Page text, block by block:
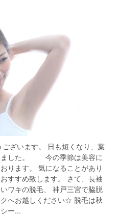
ざいます。 日も短くなり、葉
ました。 今の季節は美容に
ります。 気になることがあり
すすめ致します。 さて、長袖
ワキの脱毛、 神戸三宮で脇脱
へお越しください☆ 脱毛は秋
ー...